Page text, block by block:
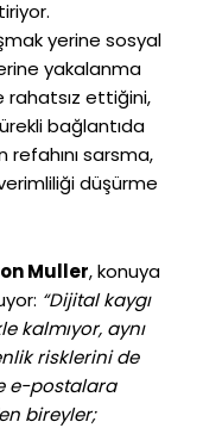
yerine sosyal
yakalanma
rahatsız ettiğini,
bağlantıda
refahını sarsma,
düşürme
Muller, konuya
“Dijital kaygı
kalmıyor, aynı
risklerini de
e-postalara
bireyler;